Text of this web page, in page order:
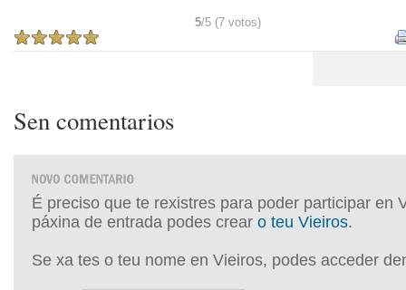
5/5 (7 votos)
Sen comentarios
É preciso que te rexistres para poder participar en
páxina de entrada podes crear o teu Vieiros.
Se xa tes o teu nome en Vieiros, podes acceder